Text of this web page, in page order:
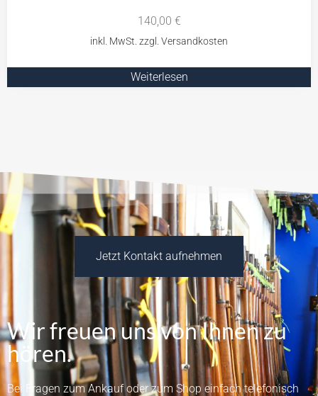
140,00 €
Weiterlesen
Jetzt Kontakt aufnehmen
Wir freuen uns von Ihnen zu
hören.
Bei Fragen zum Ankauf oder zum Shop einfach telefonisch